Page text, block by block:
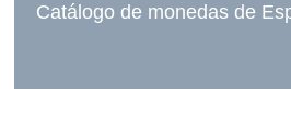
Catálogo de monedas de